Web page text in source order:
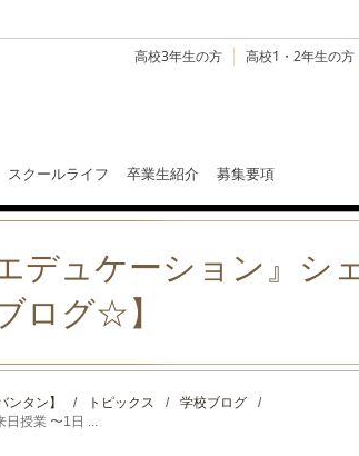
高校3年生の方 高校1・2年生の方
スクールライフ 卒業生紹介 募集要項
デュケーション』シ
ログ☆】
タン】 / トピックス / 学校ブログ
/
日授業 〜1日 ...